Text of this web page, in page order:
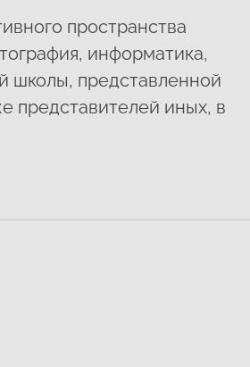
пространства
информатика,
школы, представленной
представителей иных, в